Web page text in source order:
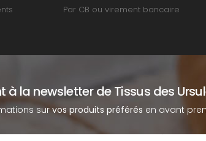
Par CB ou virement bancaire
la newsletter de Tissus des
survos produits préférés en avant